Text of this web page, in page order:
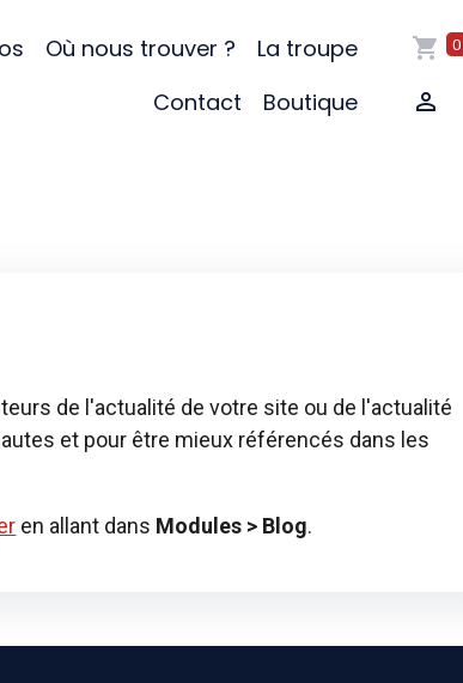
Où nous trouver ?
La troupe
Contact
Boutique
0
de l'actualité de votre site ou de l'actualité
et pour être mieux référencés dans les
en allant dans Modules > Blog.